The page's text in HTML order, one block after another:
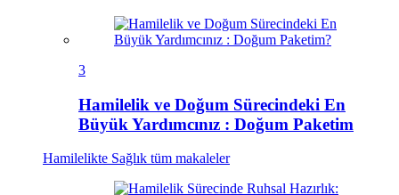
3
Hamilelik ve Doğum Sürecindeki En
Büyük Yardımcınız : Doğum Paketim
Hamilelikte Sağlık tüm makaleler